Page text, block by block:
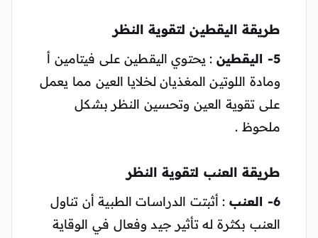
طريقة اليقطين لتقوية النظر
5- اليقطين
: يحتوي اليقطين على فيتامين أ
ومادة اللوتين المغذيان لخلايا العين مما يعمل
على تقوية العين وتحسين النظر بشكل
ملحوظ .
طريقة العنب لتقوية النظر
6- العنب
: أثبتت الدراسات الطبية أن تناول
العنب بكثرة له تأثير جيد وفعال في الوقاية